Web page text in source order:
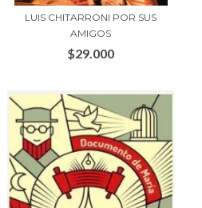
LUIS CHITARRONI POR SUS
AMIGOS
$29.000